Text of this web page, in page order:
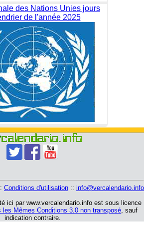
des Nations Unies jours
de l'année 2025
Conditions d'utilisation :: info@vercalendario.info
ici par www.vercalendario.info est sous licence
les Mêmes Conditions 3.0 non transposé, sauf
indication contraire.